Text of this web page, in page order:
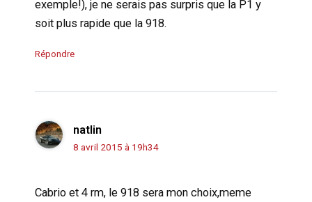
exemple!), je ne serais pas surpris que la P1 y
soit plus rapide que la 918.
Répondre
natlin
8 avril 2015 à 19h34
Cabrio et 4 rm, le 918 sera mon choix,meme